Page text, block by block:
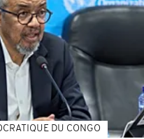
DU CONGO